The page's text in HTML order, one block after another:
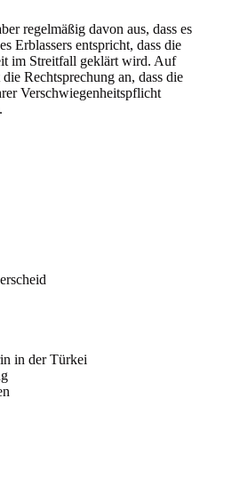
regelmäßig davon aus, dass es
Erblassers entspricht, dass die
im Streitfall geklärt wird. Auf
Rechtsprechung an, dass die
Verschwiegenheitspflicht
in der Türkei